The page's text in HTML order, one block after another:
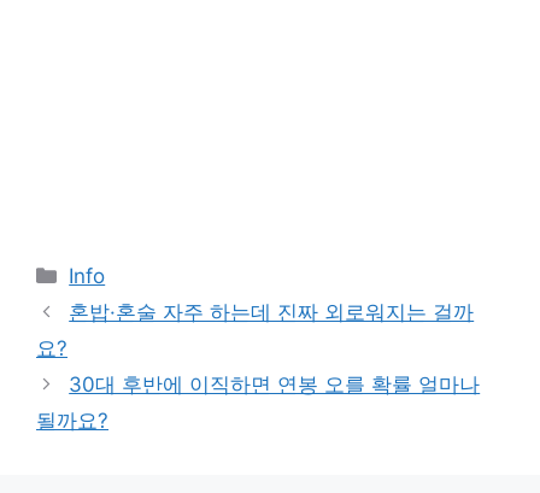
Categories
Info
혼밥·혼술 자주 하는데 진짜 외로워지는 걸까
요?
30대 후반에 이직하면 연봉 오를 확률 얼마나
될까요?